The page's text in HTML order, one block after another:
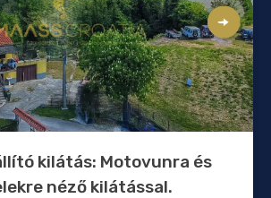
kilátás: Motovunra és
néző kilátással.